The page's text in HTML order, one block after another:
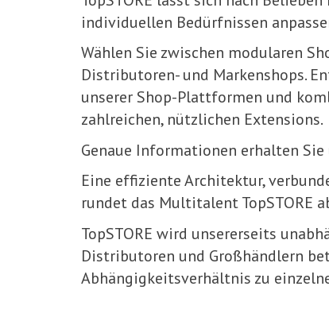
individuellen Bedürfnissen
Wählen Sie zwischen modularen
Distributoren- und Markenshops.
unserer Shop-Plattformen und
zahlreichen, nützlichen Extensions.
Genaue Informationen erhalten
Eine effiziente Architektur,
rundet das Multitalent TopSTORE
TopSTORE wird unsererseits
Distributoren und Großhändlern
Abhängigkeitsverhältnis zu